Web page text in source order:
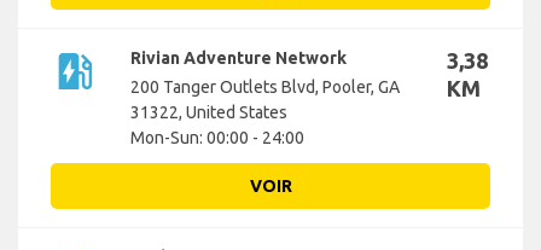
ev_station
Rivian Adventure Network
200 Tanger Outlets Blvd, Pooler, GA
31322, United States
Mon-Sun: 00:00 - 24:00
3,38
KM
VOIR